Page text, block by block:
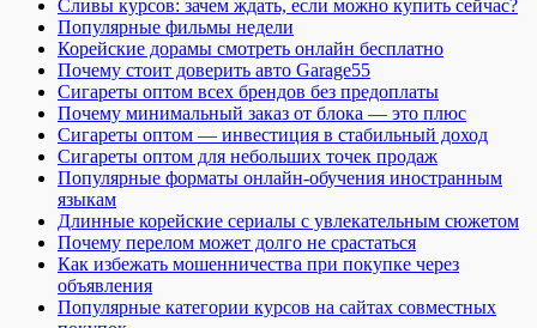
Сливы курсов: зачем ждать, если можно купить сейчас?
Популярные фильмы недели
Корейские дорамы смотреть онлайн бесплатно
Почему стоит доверить авто Garage55
Сигареты оптом всех брендов без предоплаты
Почему минимальный заказ от блока — это плюс
Сигареты оптом — инвестиция в стабильный доход
Сигареты оптом для небольших точек продаж
Популярные форматы онлайн-обучения иностранным
языкам
Длинные корейские сериалы с увлекательным сюжетом
Почему перелом может долго не срастаться
Как избежать мошенничества при покупке через
объявления
Популярные категории курсов на сайтах совместных